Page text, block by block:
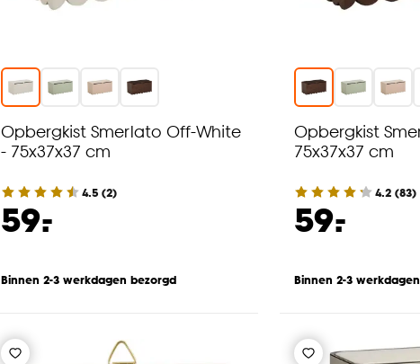
Opbergkist Smerlato Off-White
- 75x37x37 cm
4.5 (2)
59.
-
Binnen 2-3 werkdagen bezorgd
Opbergkist
75x37x37 cm
4.2 (83)
59.
-
Binnen 2-3